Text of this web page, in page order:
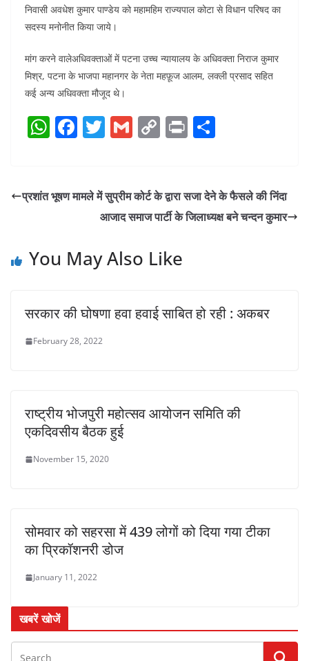
निवासी अवधेश कुमार पाण्डेय को महामहिम राज्यपाल कोटा से विधान परिषद का
सदस्य मनोनीत किया जाये।
मांग करने वालेअधिवक्ताओं में पटना उच्च न्यायालय के अधिवक्ता निराज कुमार
मिश्र, पटना के भाजपा महानगर के नेता महफ़ूज आलम, लक्ली प्रसाद सहित
कई अन्य अधिवक्ता मौजूद थे।
W
s
p
F
e
o
T
er
G
l
C
y
Li
k
Pr
e
प्रशांत भूषण मामले में सुप्रीम कोर्ट के द्वारा सजा देने के फैसले की निंदा
आजाद समाज पार्टी के जिलाध्यक्ष बने चन्दन कुमार
You May Also Like
सरकार की घोषणा हवा हवाई साबित हो रही : अकबर
February 28, 2022
राष्ट्रीय भोजपुरी महोत्सव आयोजन समिति की
एकदिवसीय बैठक हुई
November 15, 2020
सोमवार को सहरसा में 439 लोगों को दिया गया टीका
का प्रिकॉशनरी डोज
January 11, 2022
खबरें खोजें